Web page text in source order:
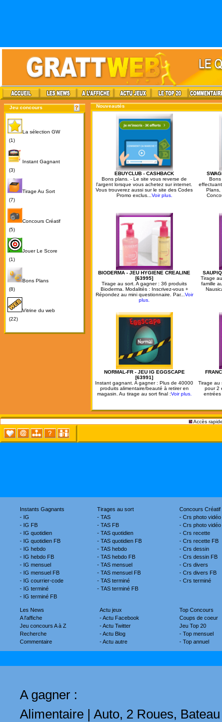
Jeu concours
La sélection GW
(1)
Instant Gagnant
(3)
Tirage Au Sort
(7)
Concours Créatif
(5)
Jouer Le Score
(1)
Bons Plans
(8)
Vitrine du web
(22)
Nouveautés
EBUYCLUB - CASHBACK
Bons plans. - Le site vous reverse de
l'argent lorsque vous achetez sur internet.
Vous trouverez aussi sur le site des Codes
Promo exclus... Voir plus.
Bons
Plans,
BIODERMA - JEU HYGIENE CREALINE
[63995]
Tirage au sort. A gagner : 36 produits
Bioderma. Modalités : Inscrivez-vous +
Répondez au mini questionnaire. Par... Voir
plus.
Tirage
famille
NORMAL-FR - JEU IG EGGSCAPE
[63991]
Instant gagnant. A gagner : Plus de 40000
produits alimentaire/beauté à retirer en
magasin. Au tirage au sort final :Voir plus.
Tirage au
pour 2
entrées
Accès
Instants Gagnants
- IG
- IG FB
- IG quotidien
- IG quotidien FB
- IG hebdo
- IG hebdo FB
- IG mensuel
- IG mensuel FB
- IG courrier-code
- IG terminé
- IG terminé FB
Tirages au sort
- TAS
- TAS FB
- TAS quotidien
- TAS quotidien FB
- TAS hebdo
- TAS hebdo FB
- TAS mensuel
- TAS mensuel FB
- TAS terminé
- TAS terminé FB
Concours Créatif
- Crs photo vidéo
- Crs photo vidéo
- Crs recette
- Crs recette FB
- Crs dessin
- Crs dessin FB
- Crs divers
- Crs divers FB
- Crs terminé
Les News
A l'affiche
Jeu concours A à Z
Recherche
Commentaire
Actu jeux
-Actu Facebook
-Actu Twitter
-Actu Blog
-Actu autre
Top Concours
Coups de coeur
Jeu Top 20
- Top mensuel
- Top annuel
A gagner :
Alimentaire | Auto, 2 Roues,